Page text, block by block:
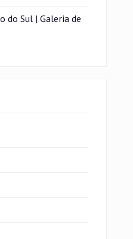
do Sul | Galeria de